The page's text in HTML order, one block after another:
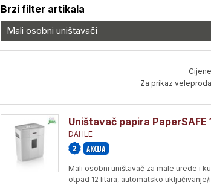
Brzi filter artikala
Mali osobni uništavači
Za prikaz
Uništavač papira PaperSAFE
DAHLE
Mali osobni uništavač za male urede i
otpad 12 litara, automatsko